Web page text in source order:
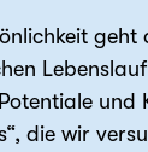
geht
und
die wir